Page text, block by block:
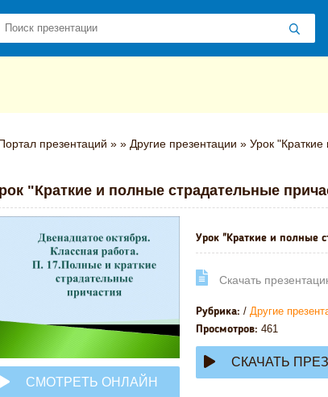
презентаций » » Другие презентации » Урок
"Краткие и полные страдательные
СМОТРЕТЬ ОНЛАЙН
Урок "Краткие и полные
Cкачать
Рубрика: / Другие
Просмотров: 461
СКАЧАТЬ